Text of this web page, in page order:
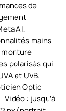
de
AI,
mains
monture
polarisés qui
et UVB.
Optic
: jusqu’à